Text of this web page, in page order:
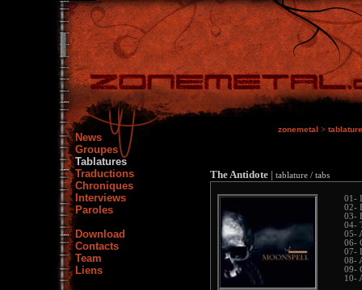
News
Groupes
Tablatures
Traductions
Chroniques
Interviews
Paroles
Download
Contacts
Team
Liens
zonemetal >
The Antidote | tablature / tabs
01-
02-
03-
04-
05-
06-
07-
08-
09-
10-